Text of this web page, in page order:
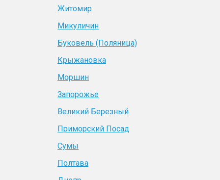
Житомир
Микуличин
Буковель (Поляница)
Крыжановка
Моршин
Запорожье
Великий Березный
Приморский Посад
Сумы
Полтава